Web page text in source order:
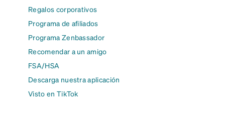
Regalos corporativos
Programa de afiliados
Programa Zenbassador
Recomendar a un amigo
FSA/HSA
Descarga nuestra aplicación
Visto en TikTok